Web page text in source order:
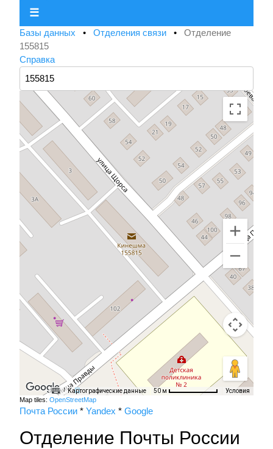
☰
Базы данных • Отделения связи • Отделение
155815
Справка
Картографические данные 50 м Условия
Map tiles: OpenStreetMap
Почта России * Yandex * Google
Отделение Почты России